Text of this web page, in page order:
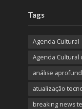
Tags
Agenda Cultural
Agenda Cultural
análise
atualização
breaking news